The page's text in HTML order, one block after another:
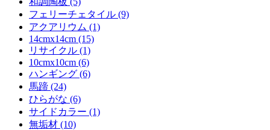
フェリーチェタイル (9)
アクアリウム (1)
14cmx14cm (15)
リサイクル (1)
10cmx10cm (6)
ハンギング (6)
馬蹄 (24)
ひらがな (6)
サイドカラー (1)
無垢材 (10)